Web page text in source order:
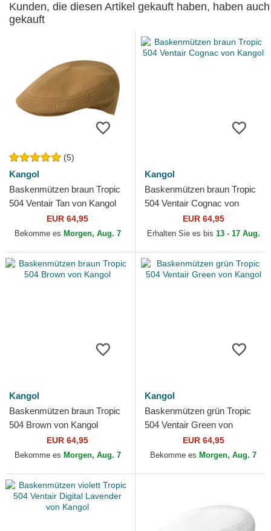
Kunden, die diesen Artikel gekauft haben, haben auch
gekauft
(5)
Kangol
Baskenmützen braun Tropic
504 Ventair Tan von Kangol
EUR 64,95
Bekomme es Morgen, Aug. 7
Kangol
Baskenmützen braun Tropic
504 Ventair Cognac von
EUR 64,95
Erhalten Sie es bis 13 - 17 Aug.
Kangol
Baskenmützen braun Tropic
504 Brown von Kangol
EUR 64,95
Bekomme es Morgen, Aug. 7
Kangol
Baskenmützen grün Tropic
504 Ventair Green von
EUR 64,95
Bekomme es Morgen, Aug. 7